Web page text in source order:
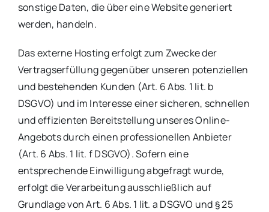
sonstige Daten, die über eine Website generiert
werden, handeln.
Das externe Hosting erfolgt zum Zwecke der
Vertragserfüllung gegenüber unseren potenziellen
und bestehenden Kunden (Art. 6 Abs. 1 lit. b
DSGVO) und im Interesse einer sicheren, schnellen
und effizienten Bereitstellung unseres Online-
Angebots durch einen professionellen Anbieter
(Art. 6 Abs. 1 lit. f DSGVO). Sofern eine
entsprechende Einwilligung abgefragt wurde,
erfolgt die Verarbeitung ausschließlich auf
Grundlage von Art. 6 Abs. 1 lit. a DSGVO und § 25